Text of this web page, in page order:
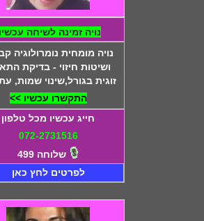
נויה זמינה לשיחה
נויה מומחית נומרולוגיה
ושיטות חיזוי - בדיקת
זוגית בגורל,שינוי שמות,
התקשרו עכשיו >>
חייג עכשיו מכל טלפון
072-2731516
שלוחה 499
לפרטים לחץ כאן